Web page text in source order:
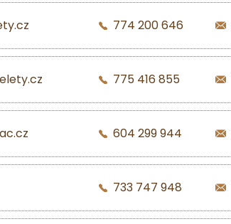
774 200 646
775 416 855
604 299 944
733 747 948